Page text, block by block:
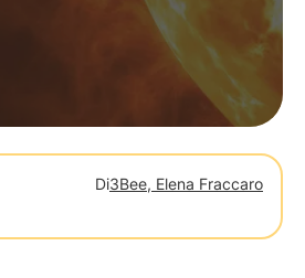
Di3Bee, Elena Fraccaro